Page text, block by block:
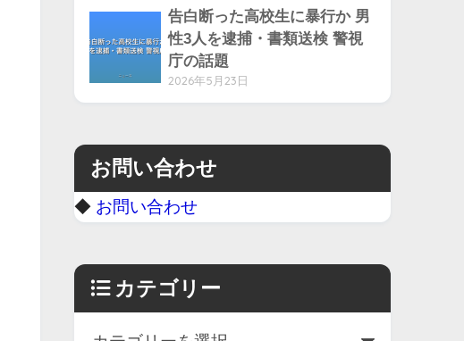
告白断った高校生に暴行か 男
性3人を逮捕・書類送検 警視
庁の話題
2026年5月23日
お問い合わせ
◆ お問い合わせ
カテゴリー